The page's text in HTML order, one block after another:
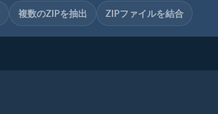
複数のZIPを抽出 ZIPファイルを結合